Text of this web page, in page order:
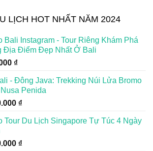
LỊCH HOT NHẤT NĂM 2024
Bali Instagram - Tour Riêng Khám Phá
Địa Điểm Đẹp Nhất Ở Bali
₫
- Đông Java: Trekking Núi Lửa Bromo
Penida
₫
Tour Du Lịch Singapore Tự Túc 4 Ngày
₫